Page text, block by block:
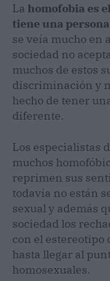
La homofobia es
tiene una
se veía mucho en
sociedad no
muchos de estos
discriminación y
hecho de tener
diferente.
Los especialistas
muchos
reprimen sus
todavía no están
sexual y además
sociedad los
con el estereotipo
hasta llegar al
homosexuales.